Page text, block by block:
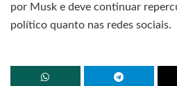
por Musk e deve continuar
político quanto nas redes sociais.